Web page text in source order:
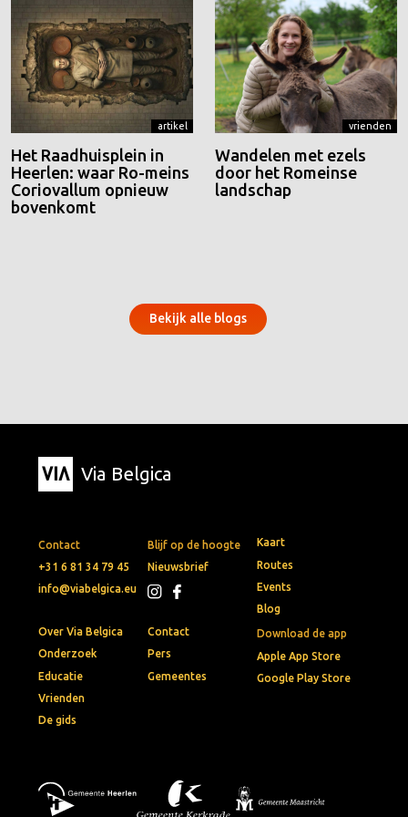
artikel
Het Raadhuisplein in
Heerlen: waar Ro-meins
Coriovallum opnieuw
bovenkomt
vrienden
Wandelen met ezels
door het Romeinse
landschap
Bekijk alle blogs
Via Belgica
Contact
+31 6 81 34 79 45
info@viabelgica.eu
Blijf op de hoogte
Nieuwsbrief
Download de app
Apple App Store
Google Play Store
Kaart
Routes
Events
Blog
Over Via Belgica
Onderzoek
Educatie
Vrienden
De gids
Contact
Pers
Gemeentes